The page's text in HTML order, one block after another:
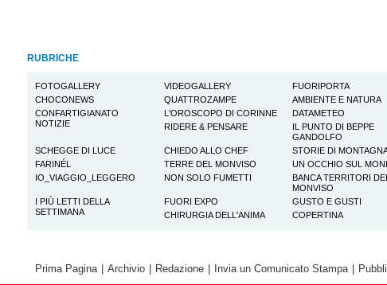
RUBRICHE
FOTOGALLERY VIDEOGALLERY
FUORIPORTA
CHOCONEWS
QUATTROZAMPE
AMBIENTE E NATURA
CONFARTIGIANATO
NOTIZIE
L'OROSCOPO DI CORINNE
DATAMETEO
RIDERE & PENSARE
IL PUNTO DI BEPPE
GANDOLFO
SCHEGGE DI LUCE
CHIEDO ALLO CHEF
STORIE DI
FARINÉL
TERRE DEL MONVISO
UN OCCHIO SUL
IO_VIAGGIO_LEGGERO
NON SOLO FUMETTI
BANCA TERRITORI DEL
MONVISO
I PIÙ LETTI DELLA
SETTIMANA
FUORI EXPO
GUSTO E GUSTI
CHIRURGIA DELL'ANIMA
COPERTINA
Prima Pagina Archivio Redazione Invia un Comunicato Stampa